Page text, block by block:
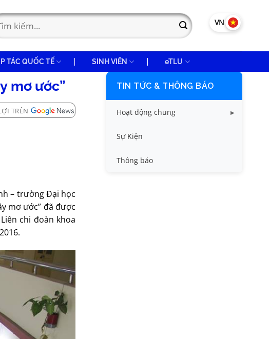
VN EN
TÁC QUỐC TẾ SINH VIÊN eTLU
mơ ước”
TRÊN
– trường Đại học
mơ ước” đã được
chi đoàn khoa
TIN TỨC & THÔNG BÁO
Hoạt động chung
Tin công tác sinh viên
Tin đào tạo
Sự Kiện
Thông báo